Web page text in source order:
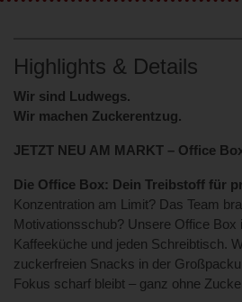
Highlights & Details
Wir sind Ludwegs.
Wir machen Zuckerentzug.
JETZT NEU AM MARKT – Office
Die Office Box: Dein Treibstoff für
Konzentration am Limit? Das Team
Motivationsschub? Unsere Office Box
Kaffeeküche und jeden Schreibtisch.
zuckerfreien Snacks in der
Fokus scharf bleibt – ganz ohne